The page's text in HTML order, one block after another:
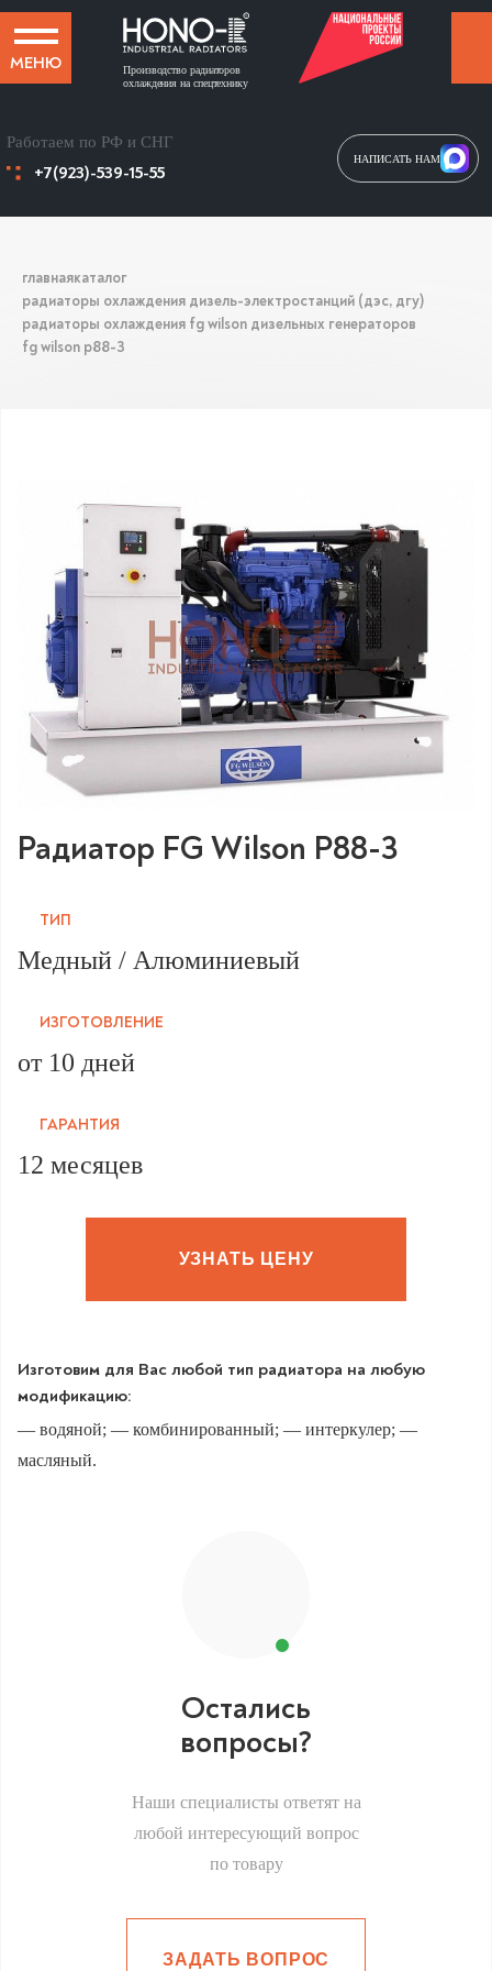
МЕНЮ
Производство радиаторов
охлаждения на спецтехнику
НАПИСАТЬ НАМ
Работаем по РФ и СНГ
+7(923)-539-15-55
главнаякаталог
радиаторы охлаждения дизель-электростанций (дэс, дгу)
радиаторы охлаждения fg wilson дизельных генераторов
fg wilson p88-3
Радиатор FG Wilson P88-3
ТИП
Медный / Алюминиевый
ИЗГОТОВЛЕНИЕ
от 10 дней
ГАРАНТИЯ
12 месяцев
УЗНАТЬ ЦЕНУ
Изготовим для Вас любой тип радиатора на любую
модификацию:
— водяной; — комбинированный; — интеркулер; —
масляный.
Остались
вопросы?
Наши специалисты ответят на
любой интересующий вопрос
по товару
ЗАДАТЬ ВОПРОС